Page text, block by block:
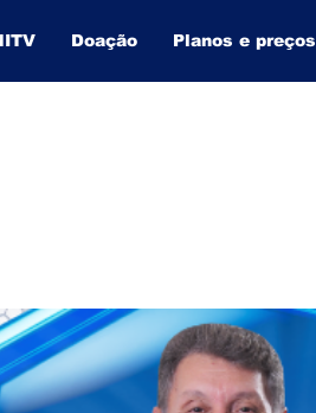
Doação Planos e preços